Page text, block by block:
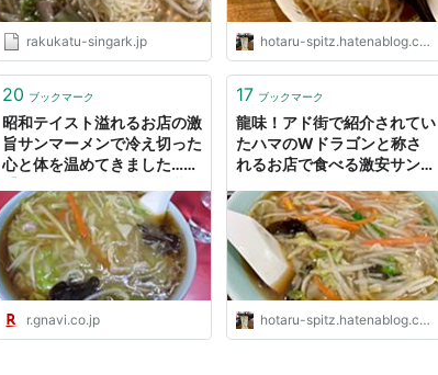
rakukatu-singark.jp hotaru-spitz.hatenablog.com
20 ブックマーク
昭和テイスト溢れるお店の激
旨サンマーメンで冷え切った
心と体を温めてきました…。
17回】 - ぐるなび みんなの
ごはん
r.gnavi.co.jp
17 ブックマーク
龍味！アド街で紹介されてい
たハマのWドラゴンと称さ
れるお店で食べる激安サンマ
100kgオーバーの男が美味
しいものを食べながら痩せる
までのダイエット成功物語で
ある
hotaru-spitz.hatenablog.com